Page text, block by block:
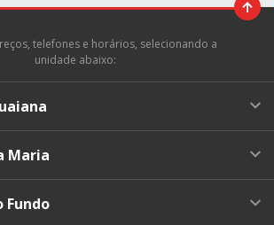
telefones e horários, selecionando a
unidade abaixo:
Maria
Fundo